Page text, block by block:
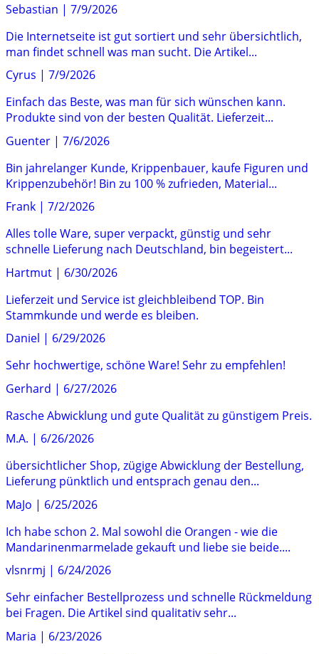
Sebastian | 7/9/2026
Die Internetseite ist gut sortiert und sehr übersichtlich,
man findet schnell was man sucht. Die Artikel...
Cyrus | 7/9/2026
Einfach das Beste, was man für sich wünschen kann.
Produkte sind von der besten Qualität. Lieferzeit...
Guenter | 7/6/2026
Bin jahrelanger Kunde, Krippenbauer, kaufe Figuren und
Krippenzubehör! Bin zu 100 % zufrieden, Material...
Frank | 7/2/2026
Alles tolle Ware, super verpackt, günstig und sehr
schnelle Lieferung nach Deutschland, bin begeistert...
Hartmut | 6/30/2026
Lieferzeit und Service ist gleichbleibend TOP. Bin
Stammkunde und werde es bleiben.
Daniel | 6/29/2026
Sehr hochwertige, schöne Ware! Sehr zu empfehlen!
Gerhard | 6/27/2026
Rasche Abwicklung und gute Qualität zu günstigem Preis.
M.A. | 6/26/2026
übersichtlicher Shop, zügige Abwicklung der Bestellung,
Lieferung pünktlich und entsprach genau den...
MaJo | 6/25/2026
Ich habe schon 2. Mal sowohl die Orangen - wie die
Mandarinenmarmelade gekauft und liebe sie beide....
vlsnrmj | 6/24/2026
Sehr einfacher Bestellprozess und schnelle Rückmeldung
bei Fragen. Die Artikel sind qualitativ sehr...
Maria | 6/23/2026